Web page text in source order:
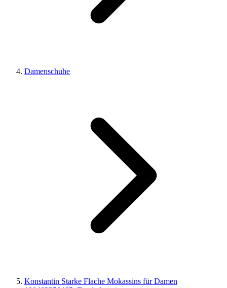
Damenschuhe
Konstantin Starke Flache Mokassins für Damen